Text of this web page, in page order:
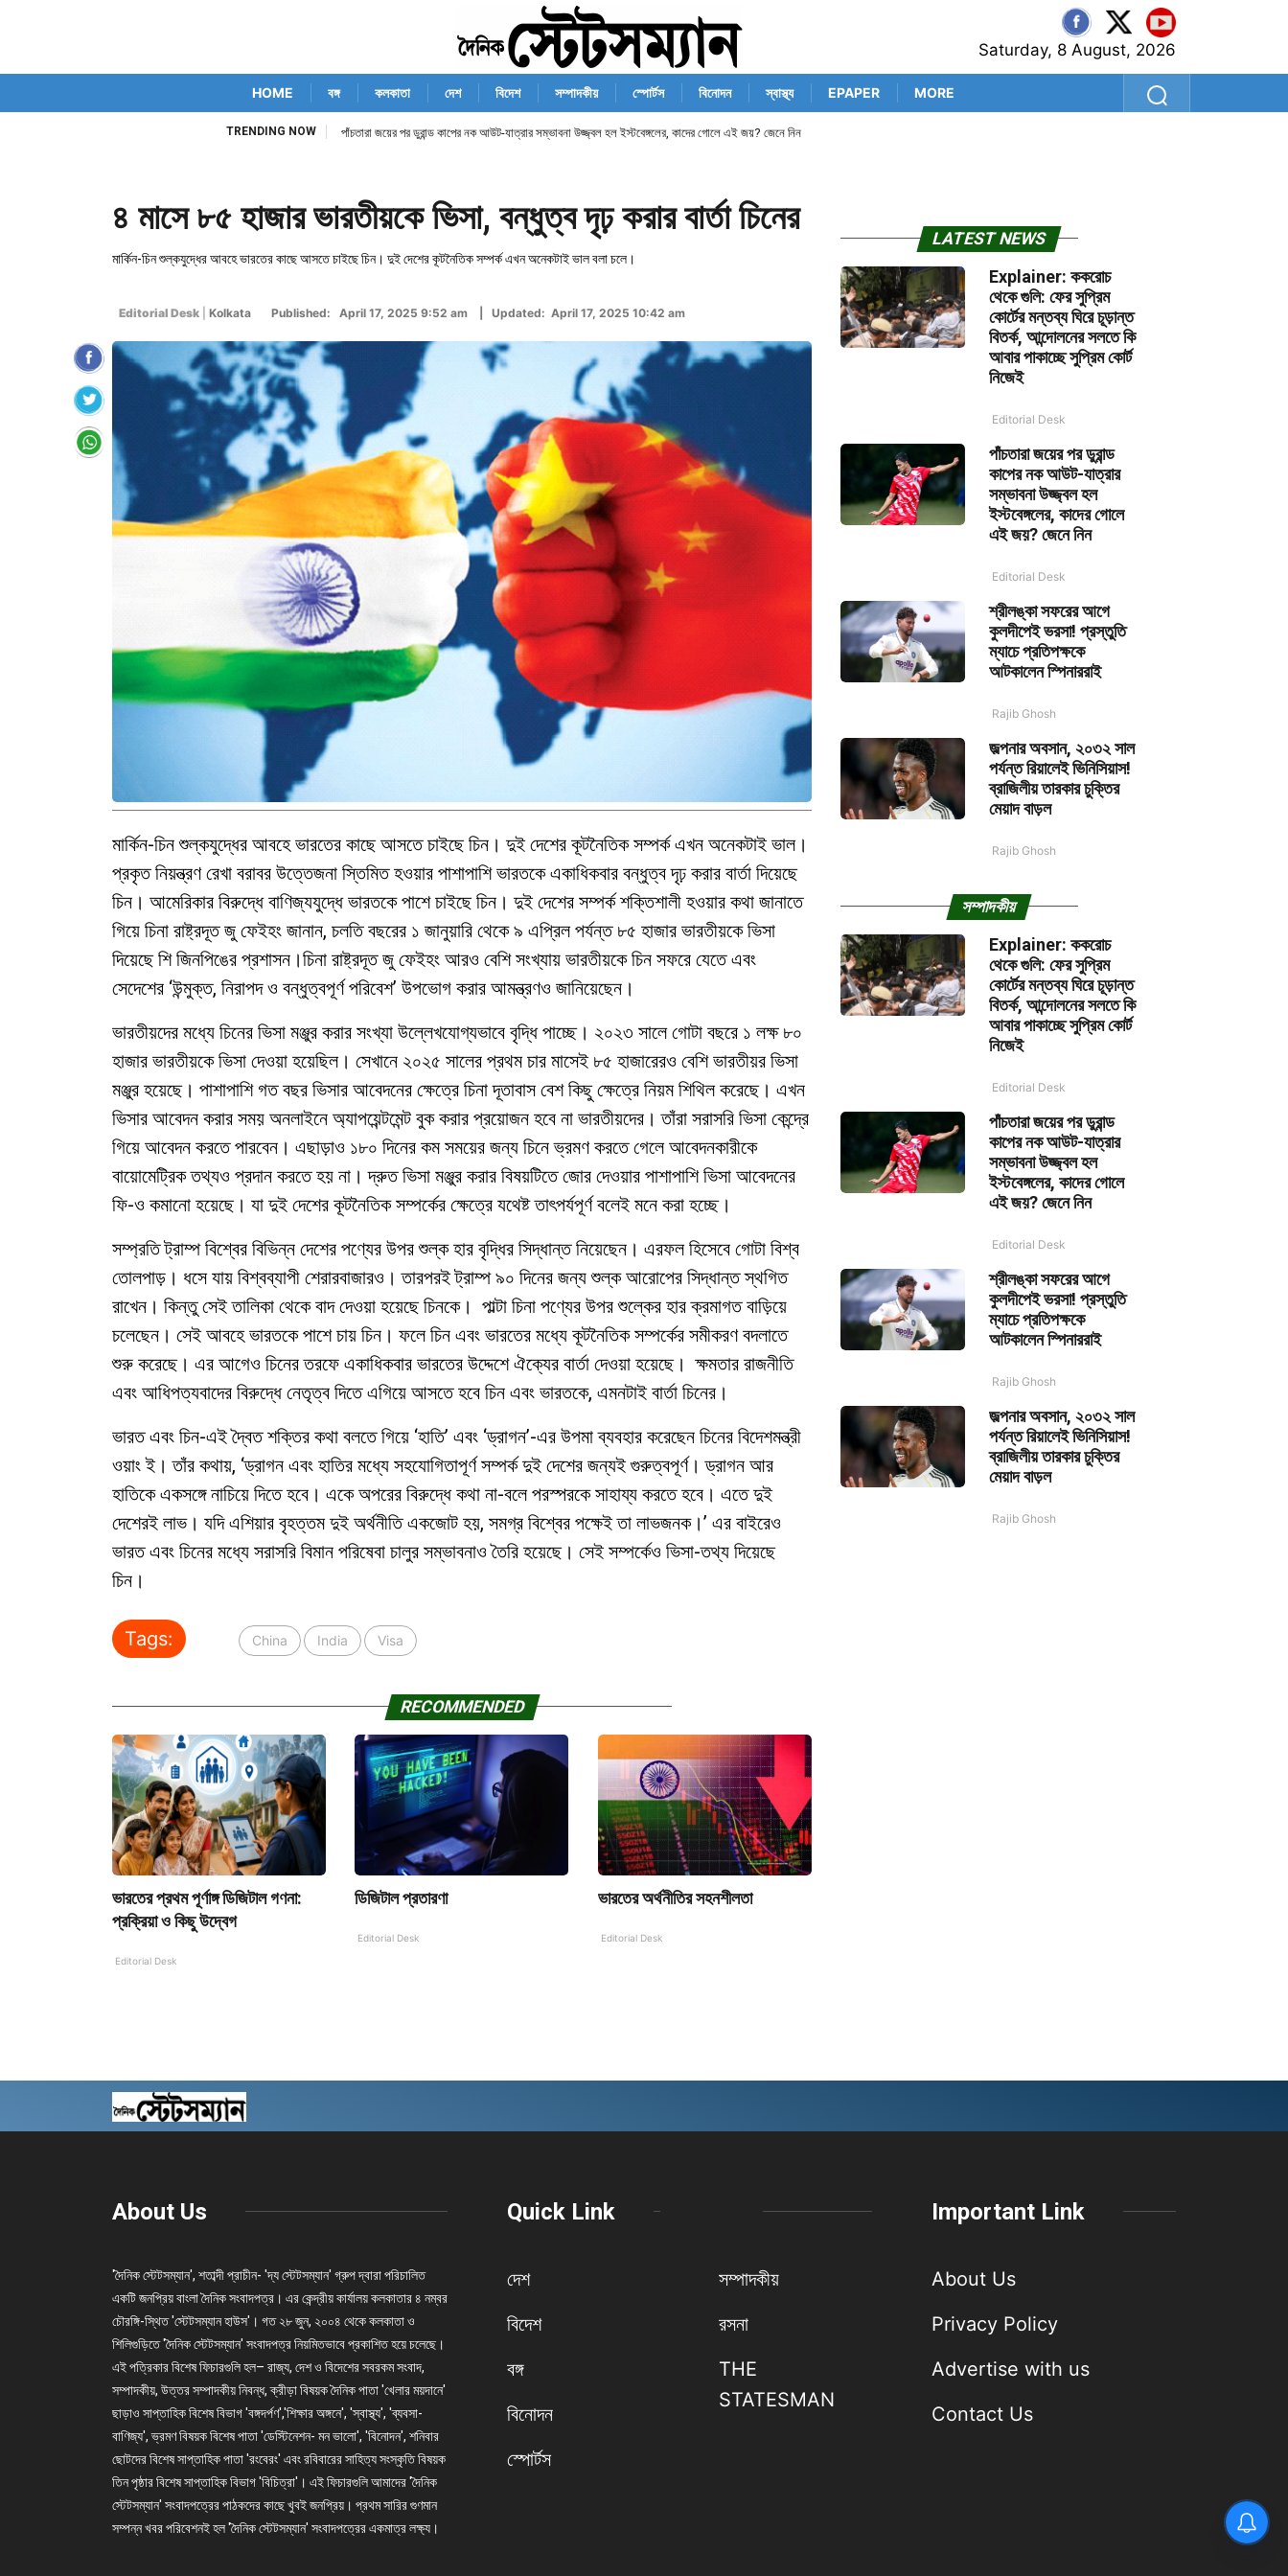
Saturday, 8 August, 2026
HOME বঙ্গ কলকাতা দেশ বিদেশ সম্পাদকীয় স্পোর্টস বিনোদন স্বাস্থ্য EPAPER MORE
TRENDING NOW পাঁচতারা জয়ের পর ডুরান্ড কাপের নক আউট-যাত্রার সম্ভাবনা উজ্জ্বল হল ইস্টবেঙ্গলের, কাদের গোলে এই জয়? জেনে নিন
৪ মাসে ৮৫ হাজার ভারতীয়কে ভিসা, বন্ধুত্ব দৃঢ় করার বার্তা চিনের
মার্কিন-চিন শুল্কযুদ্ধের আবহে ভারতের কাছে আসতে চাইছে চিন। দুই দেশের কূটনৈতিক সম্পর্ক এখন অনেকটাই ভাল বলা চলে।
Editorial Desk Kolkata Published: April 17, 2025 9:52 am | Updated: April 17, 2025 10:42 am
মার্কিন-চিন শুল্কযুদ্ধের আবহে ভারতের কাছে আসতে চাইছে চিন। দুই দেশের কূটনৈতিক সম্পর্ক এখন অনেকটাই ভাল।
প্রকৃত নিয়ন্ত্রণ রেখা বরাবর উত্তেজনা স্তিমিত হওয়ার পাশাপাশি ভারতকে একাধিকবার বন্ধুত্ব দৃঢ় করার বার্তা দিয়েছে
চিন। আমেরিকার বিরুদ্ধে বাণিজ্যযুদ্ধে ভারতকে পাশে চাইছে চিন। দুই দেশের সম্পর্ক শক্তিশালী হওয়ার কথা জানাতে
গিয়ে চিনা রাষ্ট্রদূত জু ফেইহং জানান, চলতি বছরের ১ জানুয়ারি থেকে ৯ এপ্রিল পর্যন্ত ৮৫ হাজার ভারতীয়কে ভিসা
দিয়েছে শি জিনপিঙের প্রশাসন।চিনা রাষ্ট্রদূত জু ফেইহং আরও বেশি সংখ্যায় ভারতীয়কে চিন সফরে যেতে এবং
সেদেশের ‘উন্মুক্ত, নিরাপদ ও বন্ধুত্বপূর্ণ পরিবেশ’ উপভোগ করার আমন্ত্রণও জানিয়েছেন।
ভারতীয়দের মধ্যে চিনের ভিসা মঞ্জুর করার সংখ্যা উল্লেখযোগ্যভাবে বৃদ্ধি পাচ্ছে। ২০২৩ সালে গোটা বছরে ১ লক্ষ ৮০
হাজার ভারতীয়কে ভিসা দেওয়া হয়েছিল। সেখানে ২০২৫ সালের প্রথম চার মাসেই ৮৫ হাজারেরও বেশি ভারতীয়র ভিসা
মঞ্জুর হয়েছে। পাশাপাশি গত বছর ভিসার আবেদনের ক্ষেত্রে চিনা দূতাবাস বেশ কিছু ক্ষেত্রে নিয়ম শিথিল করেছে। এখন
ভিসার আবেদন করার সময় অনলাইনে অ্যাপয়েন্টমেন্ট বুক করার প্রয়োজন হবে না ভারতীয়দের। তাঁরা সরাসরি ভিসা কেন্দ্রে
গিয়ে আবেদন করতে পারবেন। এছাড়াও ১৮০ দিনের কম সময়ের জন্য চিনে ভ্রমণ করতে গেলে আবেদনকারীকে
বায়োমেট্রিক তথ্যও প্রদান করতে হয় না। দ্রুত ভিসা মঞ্জুর করার বিষয়টিতে জোর দেওয়ার পাশাপাশি ভিসা আবেদনের
ফি-ও কমানো হয়েছে। যা দুই দেশের কূটনৈতিক সম্পর্কের ক্ষেত্রে যথেষ্ট তাৎপর্যপূর্ণ বলেই মনে করা হচ্ছে।
সম্প্রতি ট্রাম্প বিশ্বের বিভিন্ন দেশের পণ্যের উপর শুল্ক হার বৃদ্ধির সিদ্ধান্ত নিয়েছেন। এরফল হিসেবে গোটা বিশ্ব
তোলপাড়। ধসে যায় বিশ্বব্যাপী শেরারবাজারও। তারপরই ট্রাম্প ৯০ দিনের জন্য শুল্ক আরোপের সিদ্ধান্ত স্থগিত
রাখেন। কিন্তু সেই তালিকা থেকে বাদ দেওয়া হয়েছে চিনকে। পাল্টা চিনা পণ্যের উপর শুল্কের হার ক্রমাগত বাড়িয়ে
চলেছেন। সেই আবহে ভারতকে পাশে চায় চিন। ফলে চিন এবং ভারতের মধ্যে কূটনৈতিক সম্পর্কের সমীকরণ বদলাতে
শুরু করেছে। এর আগেও চিনের তরফে একাধিকবার ভারতের উদ্দেশে ঐক্যের বার্তা দেওয়া হয়েছে। ক্ষমতার রাজনীতি
এবং আধিপত্যবাদের বিরুদ্ধে নেতৃত্ব দিতে এগিয়ে আসতে হবে চিন এবং ভারতকে, এমনটাই বার্তা চিনের।
ভারত এবং চিন-এই দ্বৈত শক্তির কথা বলতে গিয়ে ‘হাতি’ এবং ‘ড্রাগন’-এর উপমা ব্যবহার করেছেন চিনের বিদেশমন্ত্রী
ওয়াং ই। তাঁর কথায়, ‘ড্রাগন এবং হাতির মধ্যে সহযোগিতাপূর্ণ সম্পর্ক দুই দেশের জন্যই গুরুত্বপূর্ণ। ড্রাগন আর
হাতিকে একসঙ্গে নাচিয়ে দিতে হবে। একে অপরের বিরুদ্ধে কথা না-বলে পরস্পরকে সাহায্য করতে হবে। এতে দুই
দেশেরই লাভ। যদি এশিয়ার বৃহত্তম দুই অর্থনীতি একজোট হয়, সমগ্র বিশ্বের পক্ষেই তা লাভজনক।’ এর বাইরেও
ভারত এবং চিনের মধ্যে সরাসরি বিমান পরিষেবা চালুর সম্ভাবনাও তৈরি হয়েছে। সেই সম্পর্কেও ভিসা-তথ্য দিয়েছে
চিন।
Tags: China India Visa
RECOMMENDED
ভারতের প্রথম পূর্ণাঙ্গ ডিজিটাল গণনা:
প্রক্রিয়া ও কিছু উদ্বেগ
Editorial Desk
ডিজিটাল প্রতারণা
Editorial Desk
ভারতের অর্থনীতির সহনশীলতা
Editorial Desk
LATEST NEWS
Explainer: ককরোচ
থেকে গুলি: ফের সুপ্রিম
কোর্টের মন্তব্য ঘিরে চূড়ান্ত
বিতর্ক, আন্দোলনের সলতে কি
আবার পাকাচ্ছে সুপ্রিম কোর্ট
নিজেই
Editorial Desk
পাঁচতারা জয়ের পর ডুরান্ড
কাপের নক আউট-যাত্রার
সম্ভাবনা উজ্জ্বল হল
ইস্টবেঙ্গলের, কাদের গোলে
এই জয়? জেনে নিন
Editorial Desk
শ্রীলঙ্কা সফরের আগে
কুলদীপেই ভরসা! প্রস্তুতি
ম্যাচে প্রতিপক্ষকে
আটকালেন স্পিনাররাই
Rajib Ghosh
জল্পনার অবসান, ২০৩২ সাল
পর্যন্ত রিয়ালেই ভিনিসিয়াস!
ব্রাজিলীয় তারকার চুক্তির
মেয়াদ বাড়ল
Rajib Ghosh
সম্পাদকীয়
Explainer: ককরোচ
থেকে গুলি: ফের সুপ্রিম
কোর্টের মন্তব্য ঘিরে চূড়ান্ত
বিতর্ক, আন্দোলনের সলতে কি
আবার পাকাচ্ছে সুপ্রিম কোর্ট
নিজেই
Editorial Desk
পাঁচতারা জয়ের পর ডুরান্ড
কাপের নক আউট-যাত্রার
সম্ভাবনা উজ্জ্বল হল
ইস্টবেঙ্গলের, কাদের গোলে
এই জয়? জেনে নিন
Editorial Desk
শ্রীলঙ্কা সফরের আগে
কুলদীপেই ভরসা! প্রস্তুতি
ম্যাচে প্রতিপক্ষকে
আটকালেন স্পিনাররাই
Rajib Ghosh
জল্পনার অবসান, ২০৩২ সাল
পর্যন্ত রিয়ালেই ভিনিসিয়াস!
ব্রাজিলীয় তারকার চুক্তির
মেয়াদ বাড়ল
Rajib Ghosh
About Us
'দৈনিক স্টেটসম্যান', শতাব্দী প্রাচীন- 'দ্য স্টেটসম্যান' গ্রুপ দ্বারা পরিচালিত
একটি জনপ্রিয় বাংলা দৈনিক সংবাদপত্র। এর কেন্দ্রীয় কার্যালয় কলকাতার ৪ নম্বর
চৌরঙ্গি-স্থিত 'স্টেটসম্যান হাউস'। গত ২৮ জুন, ২০০৪ থেকে কলকাতা ও
শিলিগুড়িতে 'দৈনিক স্টেটসম্যান' সংবাদপত্র নিয়মিতভাবে প্রকাশিত হয়ে চলেছে।
এই পত্রিকার বিশেষ ফিচারগুলি হল– রাজ্য, দেশ ও বিদেশের সবরকম সংবাদ,
সম্পাদকীয়, উত্তর সম্পাদকীয় নিবন্ধ, ক্রীড়া বিষয়ক দৈনিক পাতা 'খেলার ময়দানে'
ছাড়াও সাপ্তাহিক বিশেষ বিভাগ 'বঙ্গদর্পণ','শিক্ষার অঙ্গনে', 'স্বাস্থ্য', 'ব্যবসা-
বাণিজ্য', ভ্রমণ বিষয়ক বিশেষ পাতা 'ডেস্টিনেশন- মন ভালো', 'বিনোদন', শনিবার
ছোটদের বিশেষ সাপ্তাহিক পাতা 'রংবেরং' এবং রবিবারের সাহিত্য সংস্কৃতি বিষয়ক
তিন পৃষ্ঠার বিশেষ সাপ্তাহিক বিভাগ 'বিচিত্রা'। এই ফিচারগুলি আমাদের 'দৈনিক
স্টেটসম্যান' সংবাদপত্রের পাঠকদের কাছে খুবই জনপ্রিয়। প্রথম সারির গুণমান
সম্পন্ন খবর পরিবেশনই হল 'দৈনিক স্টেটসম্যান' সংবাদপত্রের একমাত্র লক্ষ্য।
Quick Link
দেশ
বিদেশ
বঙ্গ
বিনোদন
স্পোর্টস
সম্পাদকীয়
রসনা
THE
STATESMAN
Important Link
About Us
Privacy Policy
Advertise with us
Contact Us